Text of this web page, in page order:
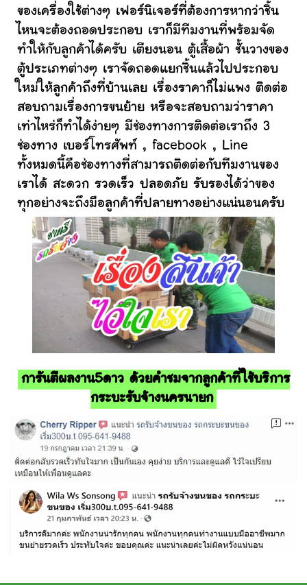
ของเครื่องใช้ต่างๆ เฟอร์นิเจอร์ที่ต้องการหากว่าชิ้น
ไหนจะต้องถอดประกอบ เราก็มีทีมงานที่พร้อมจัด
ทำให้กับลูกค้าได้ครับ เตียงนอน ตู้เสื้อผ้า ชั้นวางของ
ตู้ประเภทต่างๆ เราจัดถอดแยกชิ้นแล้วไปประกอบ
ใหม่ให้ลูกค้าถึงที่บ้านเลย เรื่องราคาก็ไม่แพง ติดต่อ
สอบถามเรื่องการขนย้าย หรือจะสอบถามว่าราคา
เท่าไหร่ก็ทำได้ง่ายๆ มีช่องทางการติดต่อเราถึง 3
ช่องทาง เบอร์โทรศัพท์ , facebook , Line
ทั้งหมดนี้คือช่องทางที่สามารถติดต่อกับทีมงานของ
เราได้ สะดวก รวดเร็ว ปลอดภัย รับรองได้ว่าของ
ทุกอย่างจะถึงมือลูกค้าที่ปลายทางอย่างแน่นอนครับ
การันตีผลงาน5ดาว ด้วยคำชมจากลูกค้าที่ใช้บริการ
กระบะรับจ้างนครนายก